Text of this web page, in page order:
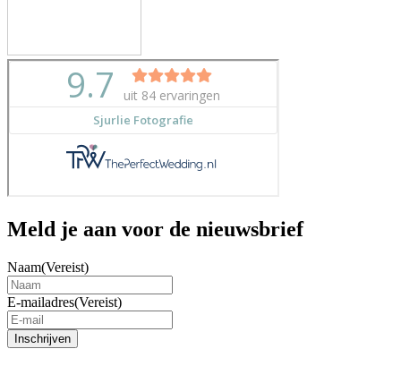
Meld je aan voor de nieuwsbrief
Naam(Vereist)
E-mailadres(Vereist)
Inschrijven